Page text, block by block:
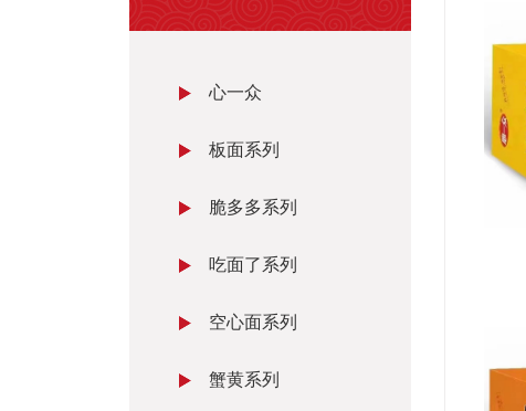
心一众
板面系列
脆多多系列
吃面了系列
空心面系列
蟹黄系列